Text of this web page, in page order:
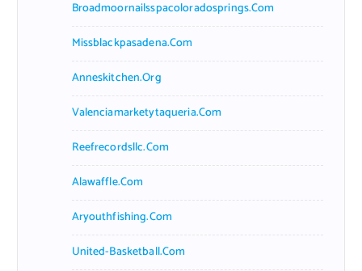
Broadmoornailsspacoloradosprings.com
Missblackpasadena.com
Anneskitchen.org
Valenciamarketytaqueria.com
Reefrecordsllc.com
Alawaffle.com
Aryouthfishing.com
United-Basketball.com